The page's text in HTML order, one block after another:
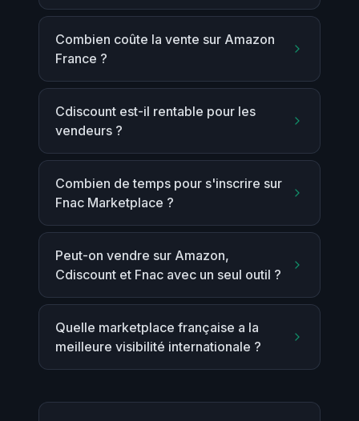
Combien coûte la vente sur Amazon
France ?
Cdiscount est-il rentable pour les
vendeurs ?
Combien de temps pour s'inscrire sur
Fnac Marketplace ?
Peut-on vendre sur Amazon,
Cdiscount et Fnac avec un seul outil ?
Quelle marketplace française a la
meilleure visibilité internationale ?